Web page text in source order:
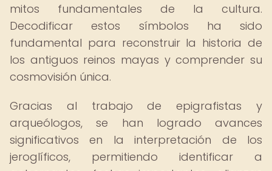
mitos fundamentales de la cultura.
Decodificar estos símbolos ha sido
fundamental para reconstruir la historia de
los antiguos reinos mayas y comprender su
cosmovisión única.
Gracias al trabajo de epigrafistas y
arqueólogos, se han logrado avances
significativos en la interpretación de los
jeroglíficos, permitiendo identificar a